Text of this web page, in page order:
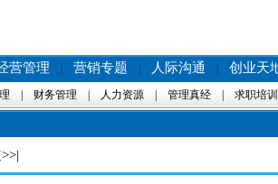
营管理 营销专题 人际沟通 创业天
财务管理 人力资源 管理真经 求职培训
>>|